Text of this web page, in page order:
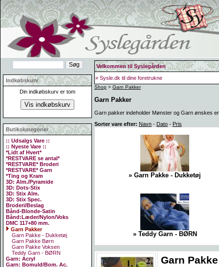
Indkøbskurv
Din indkøbskurv er tom
Butikskategorier
:: Udsalgs Vare ::
:: Nyeste Vare ::
*Lidt af Hvert*
*RESTVARE se antal*
*RESTVARE* Broderi
*RESTVARE* Garn
*Ting og Kram
3D: Alm./Pyramide
3D: Dots-Stix
3D: Stix Alm.
3D: Stix Spec.
Broderi/Beslag
Bånd-Blonde-Satin
Bånd:Læder/Nylon/Voks
DMC 117+80 mm.
Garn Pakker
Garn Pakke - Dukketøj
Garn Pakke Børn
Garn Pakke Voksen
Teddy Garn - BØRN
Garn: Acryl
Garn: Bomuld/Bom. Ac.
Velkommen til Syslegården
» Sysle.dk til dine foretrukne
Shop > Garn Pakker
Garn Pakker
Garn pakker indeholder Mønster og Garn ønskes
Sorter vare efter: Navn - Dato - Pris
» Garn Pakke - Dukketøj
» Teddy Garn - BØRN
Garn